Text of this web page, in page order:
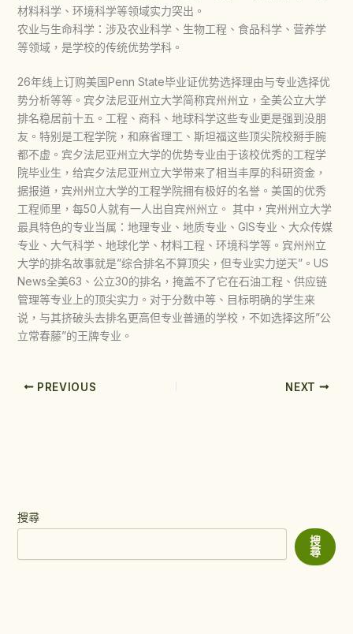
材料科学、环境科学等领域实力突出。
农业与生命科学：涉及农业科学、生物工程、食品科学、营养学
等领域，是学校的传统优势学科。
26年线上订购美国Penn State毕业证优势选择理由与专业选择优
势分析等等。宾夕法尼亚州立大学简称宾州州立，全美公立大学
排名稳居前十五。工程、商科、地球科学这些专业更是强到没朋
友。特别是工程学院，和麻省理工、斯坦福这些顶尖院校掰手腕
都不虚。宾夕法尼亚州立大学的优势专业由于该校优秀的工程学
院毕业生，给宾夕法尼亚州立大学带来了相当丰厚的科研资金，
据报道，宾州州立大学的工程学院拥有极好的名誉。美国的优秀
工程师里，每50人就有一人出自宾州州立。 其中，宾州州立大学
最具特色的专业当属：地理专业、地质专业、GIS专业、大众传媒
专业、大气科学、地球化学、材料工程、环境科学等。宾州州立
大学的排名故事就是”综合排名不算顶尖，但专业实力逆天”。US
News全美63、公立30的排名，掩盖不了它在石油工程、供应链
管理等专业上的顶尖实力。对于分数中等、目标明确的学生来
说，与其挤破头去排名更高但专业普通的学校，不如选择这所”公
立常春藤”的王牌专业。
PREVIOUS NEXT
搜尋
搜
尋